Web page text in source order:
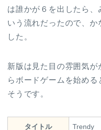
は誰かが６を出したら、
いう流れだったので、か
した。
新版は見た目の雰囲気
らボードゲームを始める
そうです。
タイトル Trendy